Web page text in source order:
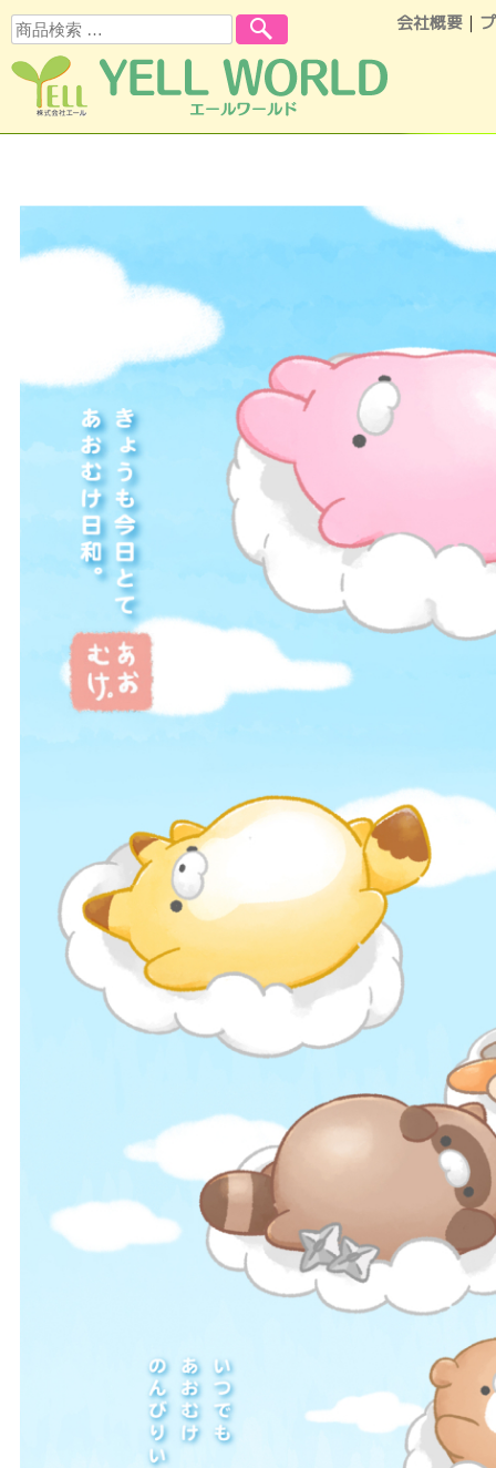
会社概要 ｜
検索